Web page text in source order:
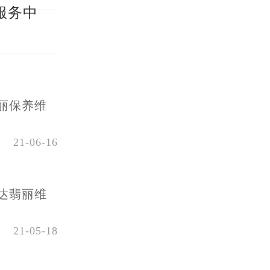
务中
保养维
21-06-16
翡丽维
21-05-18